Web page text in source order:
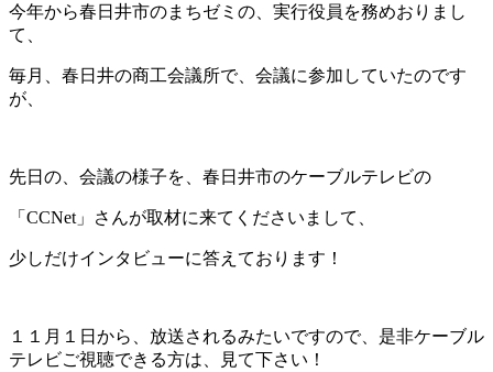
今年から春日井市のまちゼミの、実行役員を務めおりまし
て、
毎月、春日井の商工会議所で、会議に参加していたのです
が、
先日の、会議の様子を、春日井市のケーブルテレビの
「CCNet」さんが取材に来てくださいまして、
少しだけインタビューに答えております！
１１月１日から、放送されるみたいですので、是非ケーブル
テレビご視聴できる方は、見て下さい！